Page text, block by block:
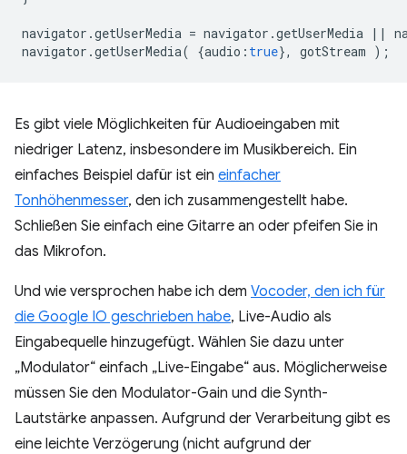
navigator .getUserMedia = navigator .getUserMedia ||
navigator .getUserMedia( {audio : true}, gotStream );
Es gibt viele Möglichkeiten für Audioeingaben mit
niedriger Latenz, insbesondere im Musikbereich. Ein
einfaches Beispiel dafür ist ein einfacher
Tonhöhenmesser, den ich zusammengestellt habe.
Schließen Sie einfach eine Gitarre an oder pfeifen Sie in
das Mikrofon.
Und wie versprochen habe ich dem Vocoder, den ich für
die Google IO geschrieben habe, Live-Audio als
Eingabequelle hinzugefügt. Wählen Sie dazu unter
„Modulator“ einfach „Live-Eingabe“ aus. Möglicherweise
müssen Sie den Modulator-Gain und die Synth-
Lautstärke anpassen. Aufgrund der Verarbeitung gibt es
eine leichte Verzögerung (nicht aufgrund der